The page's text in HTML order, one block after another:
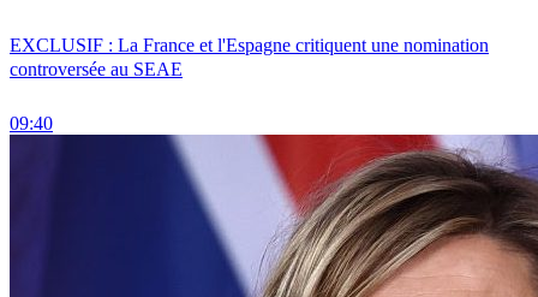
EXCLUSIF : La France et l'Espagne critiquent une nomination
controversée au SEAE
09:40